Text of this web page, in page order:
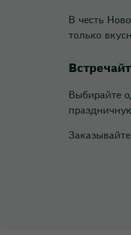
В честь
только
Выбирайте